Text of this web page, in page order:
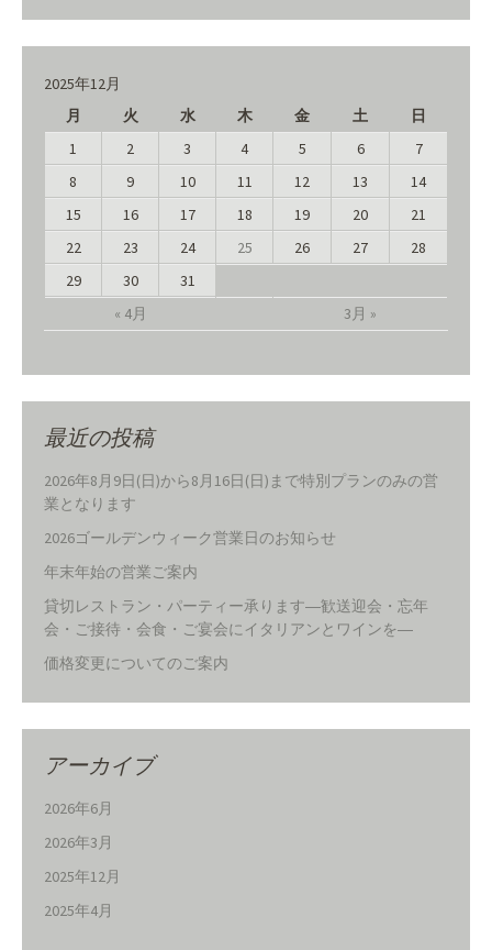
2025年12月
月
火 水 木 金 土 日
« 4月 3月 »
1 2 3 4 5 6
7
8
9 10 11 12 13
14
15
16 17 18 19 20
21
22
23 24 25 26 27
28
29
30 31
最近の投稿
2026年8月9日(日)から8月16日(日)まで特別プランのみの営
業となります
2026ゴールデンウィーク営業日のお知らせ
年末年始の営業ご案内
貸切レストラン・パーティー承ります―歓送迎会・忘年
会・ご接待・会食・ご宴会にイタリアンとワインを―
価格変更についてのご案内
アーカイブ
2026年6月
2026年3月
2025年12月
2025年4月